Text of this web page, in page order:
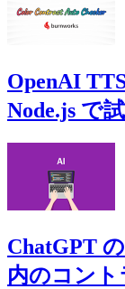
OpenAI
Node.js で
ChatGPT
内のコン